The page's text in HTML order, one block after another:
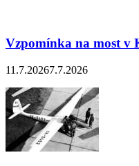
Vzpomínka na most v
11.7.20267.7.2026